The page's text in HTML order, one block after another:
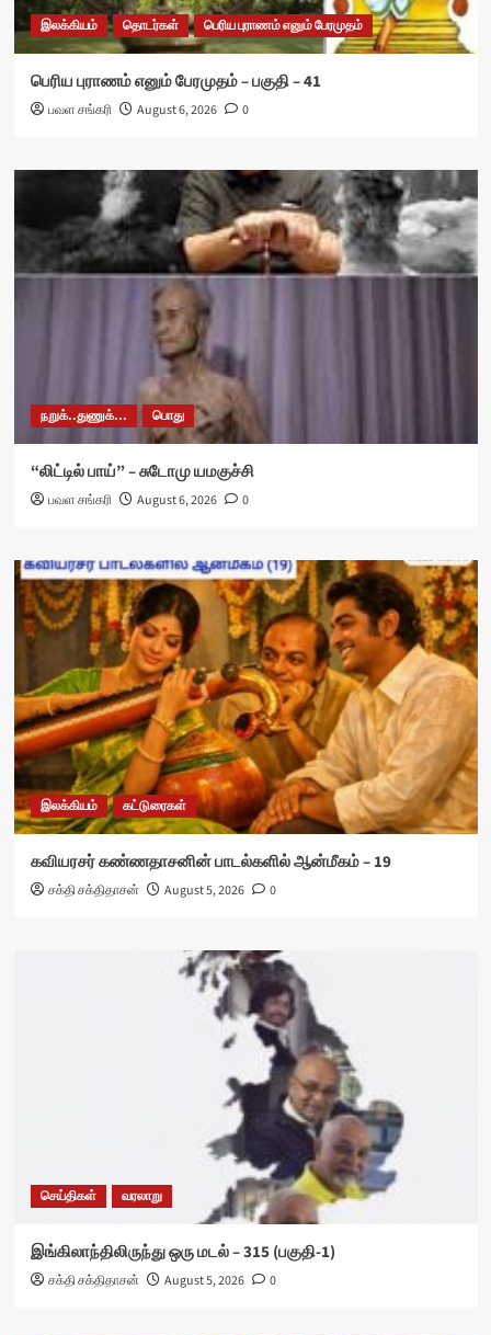
இலக்கியம் தொடர்கள் பெரிய புராணம் எனும் பேரமுதம்
பெரிய புராணம் எனும் பேரமுதம் – பகுதி – 41
பவள சங்கரி August 6, 2026 0
நறுக்..துணுக்... பொது
“லிட்டில் பாய்” – சுடோமு யமகுச்சி
பவள சங்கரி August 6, 2026 0
இலக்கியம் கட்டுரைகள்
கவியரசர் கண்ணதாசனின் பாடல்களில் ஆன்மீகம் – 19
சக்தி சக்திதாசன் August 5, 2026 0
செய்திகள் வரலாறு
இங்கிலாந்திலிருந்து ஒரு மடல் – 315 (பகுதி-1)
சக்தி சக்திதாசன் August 5, 2026 0